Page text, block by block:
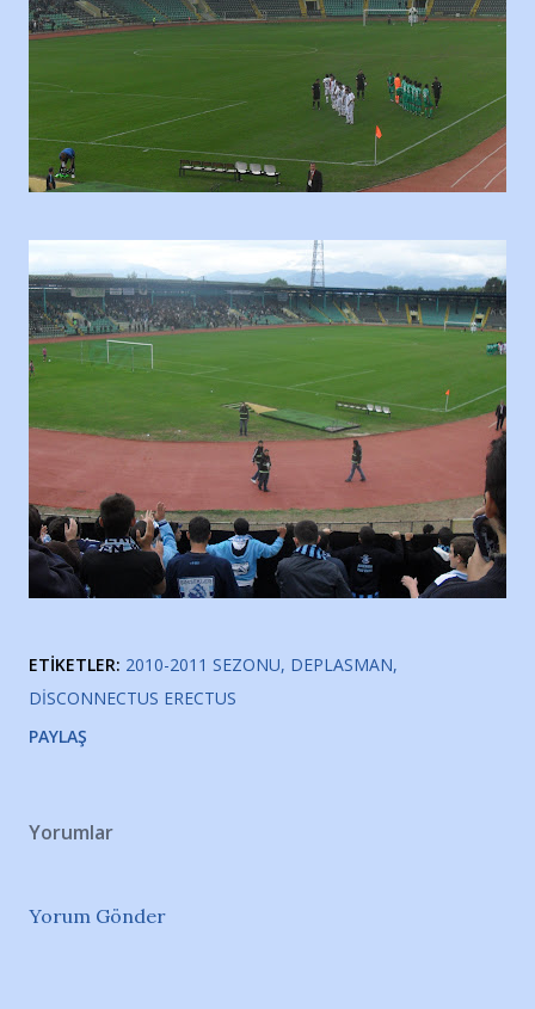
ETIKETLER: 2010-2011 SEZONU DEPLASMAN
DISCONNECTUS ERECTUS
PAYLAŞ
Yorumlar
Yorum Gönder